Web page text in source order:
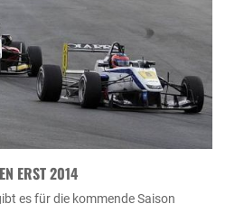
ERST 2014
es für die kommende Saison